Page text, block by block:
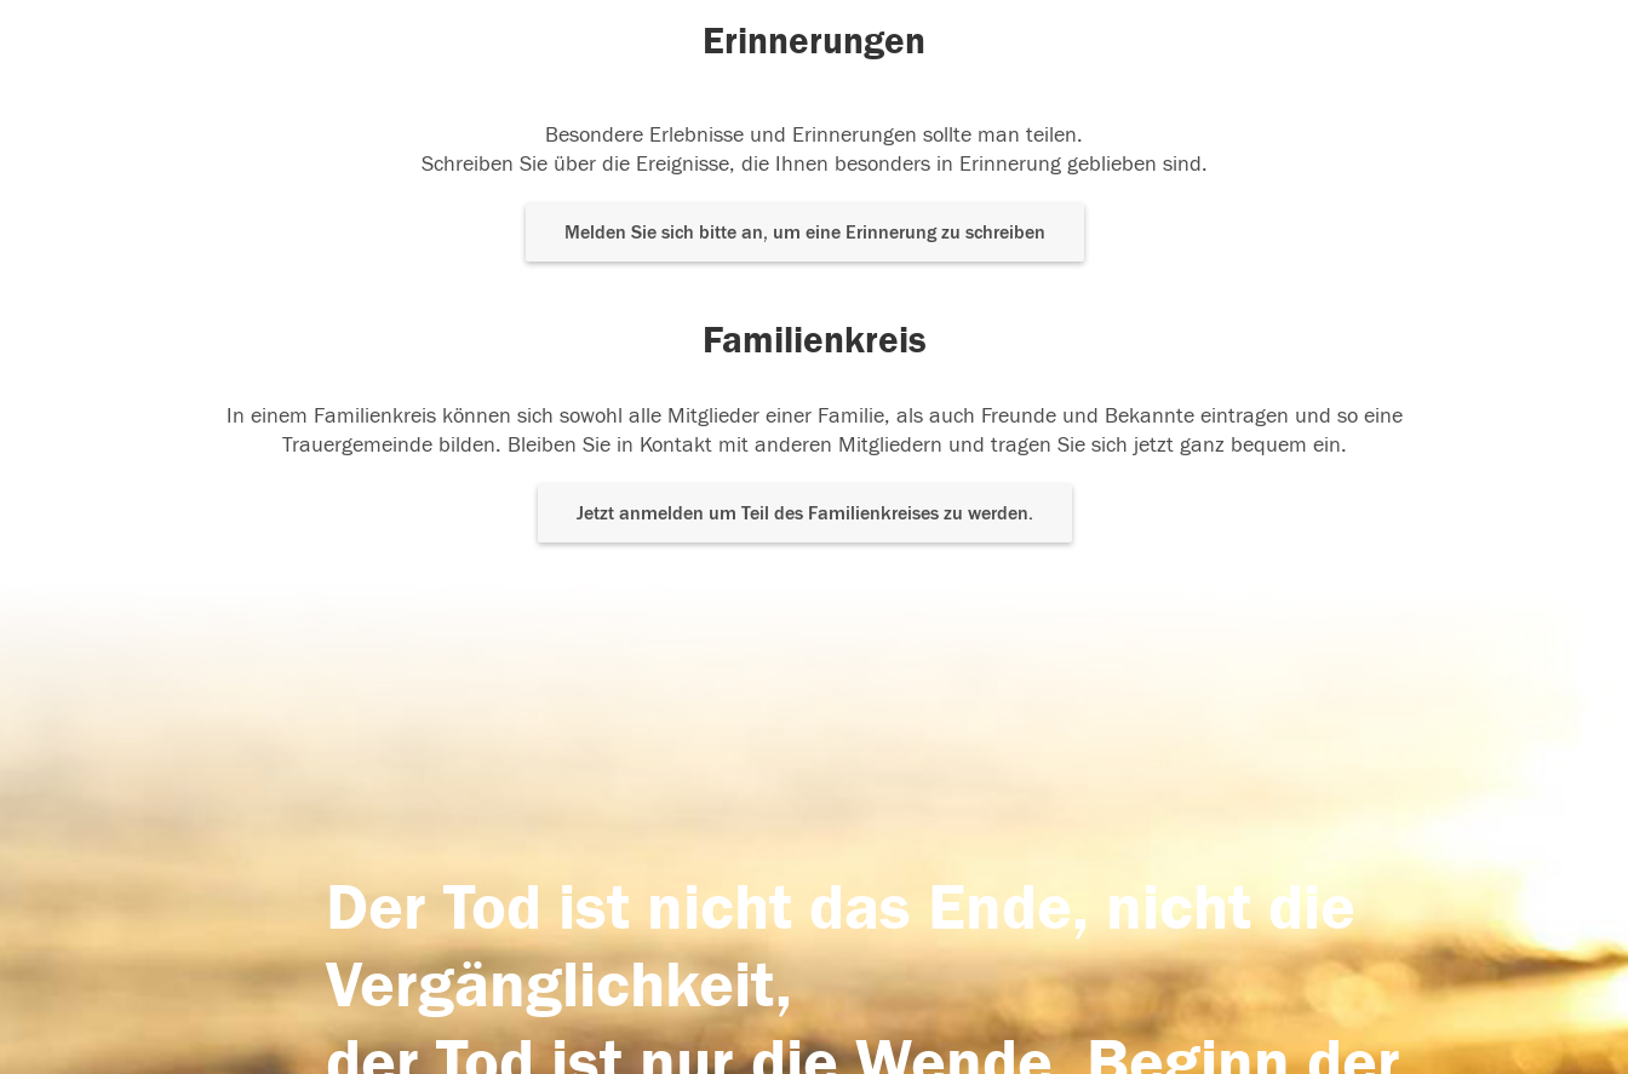
Erinnerungen
Besondere Erlebnisse und Erinnerungen sollte man teilen.
Schreiben Sie über die Ereignisse, die Ihnen besonders in Erinnerung geblieben sind.
Melden Sie sich bitte an, um eine Erinnerung zu schreiben
Familienkreis
In einem Familienkreis können sich sowohl alle Mitglieder einer Familie, als auch Freunde und Bekannte eintragen und so eine
Trauergemeinde bilden. Bleiben Sie in Kontakt mit anderen Mitgliedern und tragen Sie sich jetzt ganz bequem ein.
Jetzt anmelden um Teil des Familienkreises zu werden.
Der Tod ist nicht das Ende, nicht die
Vergänglichkeit,